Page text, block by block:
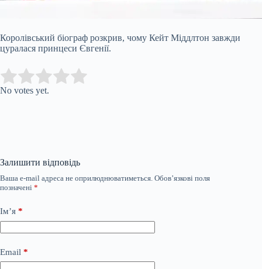
Королівський біограф розкрив, чому Кейт Міддлтон завжди
цуралася принцеси Євгенії.
Rate this item:
No votes yet.
Залишити відповідь
Ваша e-mail адреса не оприлюднюватиметься. Обов’язкові поля
позначені *
Ім’я *
Email *